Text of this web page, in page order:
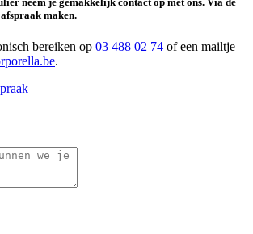
maken.
bereiken op 03 488 02 74 of een mailtje
.